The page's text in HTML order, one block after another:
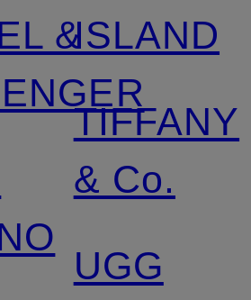
&ISLAND
TIFFANY
& Co.
UGG